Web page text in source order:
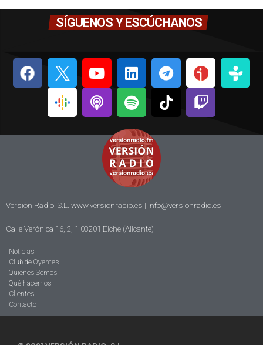
SÍGUENOS Y ESCÚCHANOS
Versión Radio, S.L. www.versionradio.es | info@versionradio.es
Calle Verónica 16, 2, 1 03201 Elche (Alicante)
Noticias
Club de Oyentes
Quienes Somos
Qué hacemos
Clientes
Contacto